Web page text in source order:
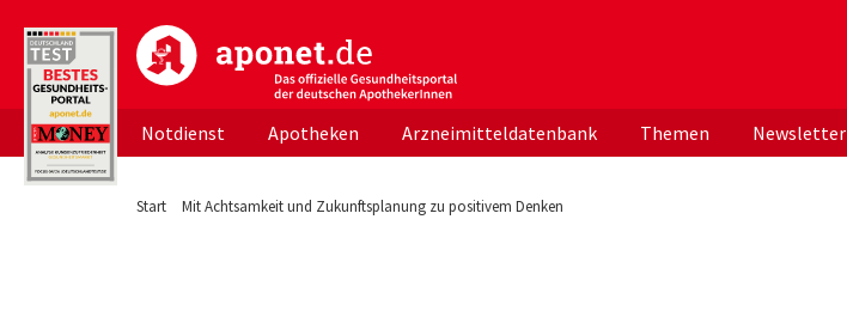
aponet.de - Das offizielle Gesundheitsportal der deutschen ApothekerInnen
Notdienst Apotheken Arzneimitteldatenbank Themen Newsletter
Start Mit Achtsamkeit und Zukunftsplanung zu positivem Denken